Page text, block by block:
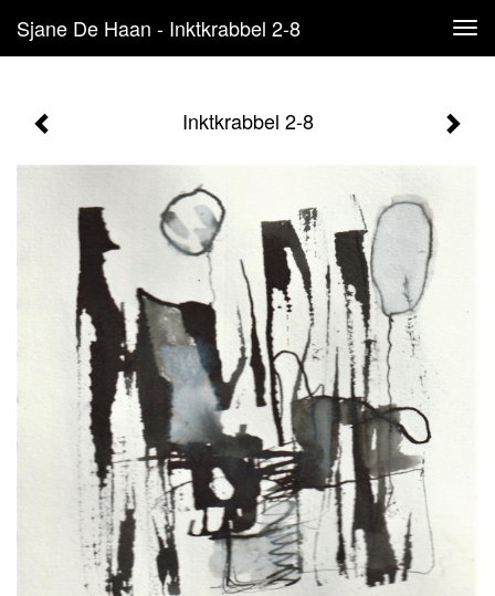
Sjane De Haan - Inktkrabbel 2-8
Inktkrabbel 2-8